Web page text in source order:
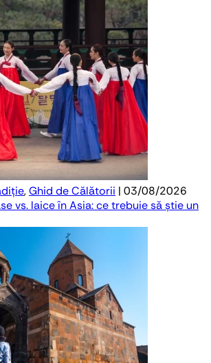
,Ghid de Călătorii | 03/08/2026
vs. laice în Asia: ce trebuie să știe un